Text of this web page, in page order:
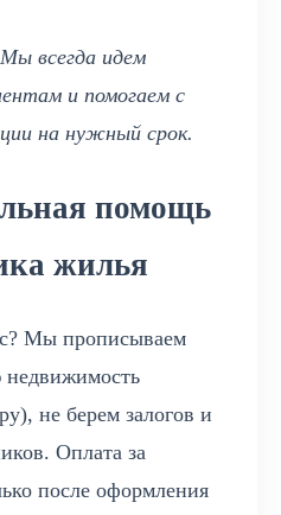
всегда идем
и помогаем с
на нужный срок.
помощь
жилья
Мы прописываем
не берем залогов и
Оплата за
после оформления